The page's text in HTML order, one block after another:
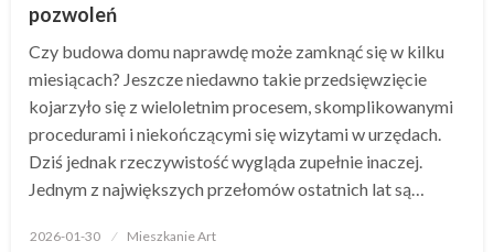
pozwoleń
Czy budowa domu naprawdę może zamknąć się w kilku
miesiącach? Jeszcze niedawno takie przedsięwzięcie
kojarzyło się z wieloletnim procesem, skomplikowanymi
procedurami i niekończącymi się wizytami w urzędach.
Dziś jednak rzeczywistość wygląda zupełnie inaczej.
Jednym z największych przełomów ostatnich lat są…
Opublikowane
2026-01-30 Mieszkanie Art